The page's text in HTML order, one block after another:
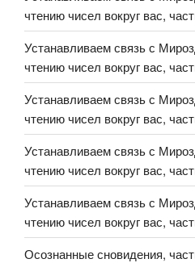
чтению чисел вокруг вас,
Устанавливаем связь с
чтению чисел вокруг вас,
Устанавливаем связь с
чтению чисел вокруг вас,
Устанавливаем связь с
чтению чисел вокруг вас,
Устанавливаем связь с
чтению чисел вокруг вас,
Осознанные сновидения,